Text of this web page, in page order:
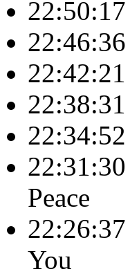
22:50:17
22:46:36
22:42:21
22:38:31
22:34:52
22:31:30
Peace
22:26:37
You